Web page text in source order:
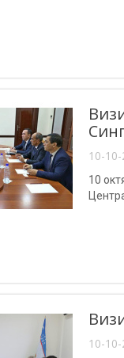
10-
10
10-